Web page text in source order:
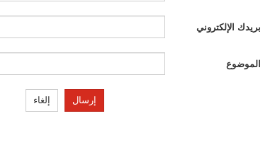
بريدك الإلكتروني
الموضوع
إرسال إلغاء